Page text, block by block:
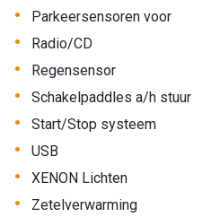
• Parkeersensoren voor
• Radio/CD
• Regensensor
• Schakelpaddles a/h stuur
• Start/Stop systeem
• USB
• XENON Lichten
• Zetelverwarming